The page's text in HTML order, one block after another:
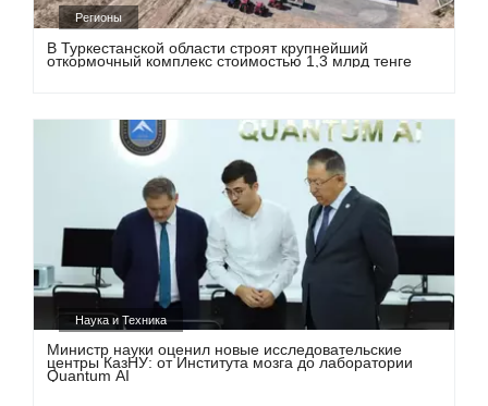
Регионы
В Туркестанской области строят крупнейший
откормочный комплекс стоимостью 1,3 млрд тенге
Наука и Техника
Министр науки оценил новые исследовательские
центры КазНУ: от Института мозга до лаборатории
Quantum AI